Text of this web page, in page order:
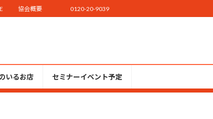
協会概要 0120-20-9039
いるお店 セミナーイベント予定